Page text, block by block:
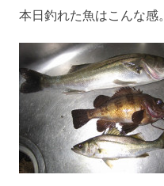
本日釣れた魚はこんな感。